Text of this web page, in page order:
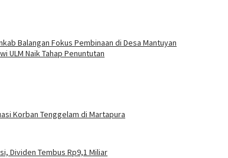
Balangan Fokus Pembinaan di Desa Mantuyan
ULM Naik Tahap Penuntutan
Korban Tenggelam di Martapura
Dividen Tembus Rp9,1 Miliar